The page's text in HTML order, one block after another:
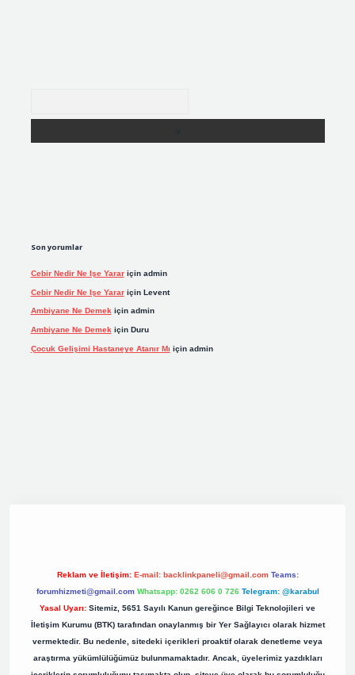
Son yorumlar
Cebir Nedir Ne Işe Yarariçin admin
Cebir Nedir Ne Işe Yarariçin Levent
Ambiyane Ne Demekiçin admin
Ambiyane Ne Demek için Duru
Çocuk Gelişimi Hastaneye Atanır Mı için admin
Reklam ve İletişim: E-mail: backlinkpaneli@gmail.com Teams:
forumhizmeti@gmail.com Whatsapp: 0262 606 0 726 Telegram: @karabul
Yasal Uyarı: Sitemiz, 5651 Sayılı Kanun gereğince Bilgi Teknolojileri ve
İletişim Kurumu (BTK) tarafından onaylanmış bir Yer Sağlayıcı olarak hizmet
vermektedir. Bu nedenle, sitedeki içerikleri proaktif olarak denetleme veya
araştırma yükümlülüğümüz bulunmamaktadır. Ancak, üyelerimiz yazdıkları